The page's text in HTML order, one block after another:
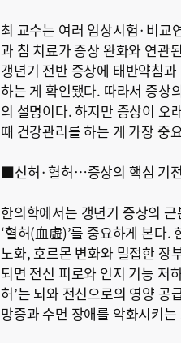
최 교수는 여러 임상시험·비교
과 침 치료가 증상 완화와 연관
갱년기 전반 증상에 태반약침
하는 게 확인됐다. 따라서 증상
의 설명이다. 하지만 증상이 오
때 건강관리를 하는 게 가장 중
■신허·혈허…증상의 핵심 기
한의학에서는 갱년기 증상의
‘혈허(血虛)’를 중요하게 본다.
노화, 호르몬 변화와 밀접한 장
되면 전신 피로와 인지 기능 저
허’는 뇌와 전신으로의 영양 공
망증과 수면 장애를 악화시키